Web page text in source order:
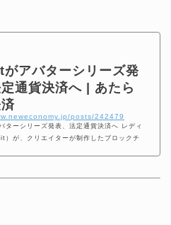
アバターシリーズ発
通貨決済へ | あたら
posts/242479
ターシリーズ発表、法定通貨決済へ レディ
）が、クリエイターが制作したブロックチ